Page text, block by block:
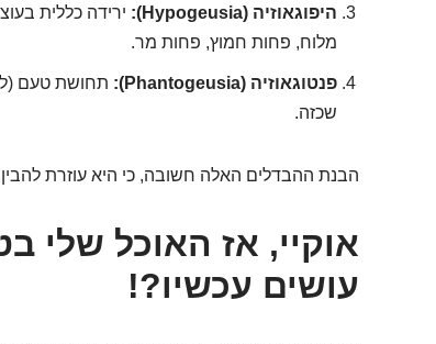
היפוגאוזיה (Hypogeusia):
ירידה כללית
מלוח, פחות חמוץ, פחות מר.
פנטוגאוזיה (Phantogeusia):
תחושת טעם
שכזה.
הבנת ההבדלים האלה חשובה, כי היא עוזרת
אוקיי, אז האוכל שלי
עושים עכשיו?!